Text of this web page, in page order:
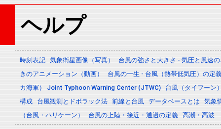
ヘルプ
時刻表記 気象衛星画像（写真）
台風の強さと大きさ - 気圧と風速
きのアニメーション（動画）
台風の一生 - 台風（熱帯低気圧）の定
カ海軍） Joint Typhoon Warning Center (JTWC)
台風（タイフーン
構成
台風観測とドボラック法 前線と台風 データベースとは
気象
（台風・ハリケーン）
台風の上陸・接近・通過の定義 高潮・高波